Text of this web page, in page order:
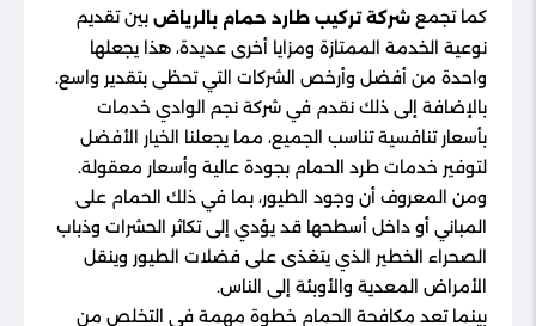
كما تجمع شركة تركيب طارد حمام بالرياض بين تقديم
نوعية الخدمة الممتازة ومزايا أخرى عديدة، هذا يجعلها
واحدة من أفضل وأرخص الشركات التي تحظى بتقدير واسع.
بالإضافة إلى ذلك نقدم في شركة نجم الوادي خدمات
بأسعار تنافسية تناسب الجميع، مما يجعلنا الخيار الأفضل
لتوفير خدمات طرد الحمام بجودة عالية وأسعار معقولة.
ومن المعروف أن وجود الطيور، بما في ذلك الحمام على
المباني أو داخل أسطحها قد يؤدي إلى تكاثر الحشرات وذباب
الصحراء الخطير الذي يتغذى على فضلات الطيور وينقل
الأمراض المعدية والأوبئة إلى الناس.
بينما تعد مكافحة الحمام خطوة مهمة في التخلص من